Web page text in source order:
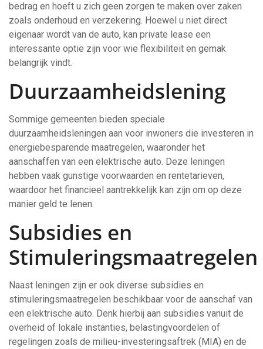
bedrag en hoeft u zich geen zorgen te maken over zaken
zoals onderhoud en verzekering. Hoewel u niet direct
eigenaar wordt van de auto, kan private lease een
interessante optie zijn voor wie flexibiliteit en gemak
belangrijk vindt.
Duurzaamheidslening
Sommige gemeenten bieden speciale
duurzaamheidsleningen aan voor inwoners die investeren in
energiebesparende maatregelen, waaronder het
aanschaffen van een elektrische auto. Deze leningen
hebben vaak gunstige voorwaarden en rentetarieven,
waardoor het financieel aantrekkelijk kan zijn om op deze
manier geld te lenen.
Subsidies en
Stimuleringsmaatregelen
Naast leningen zijn er ook diverse subsidies en
stimuleringsmaatregelen beschikbaar voor de aanschaf van
een elektrische auto. Denk hierbij aan subsidies vanuit de
overheid of lokale instanties, belastingvoordelen of
regelingen zoals de milieu-investeringsaftrek (MIA) en de